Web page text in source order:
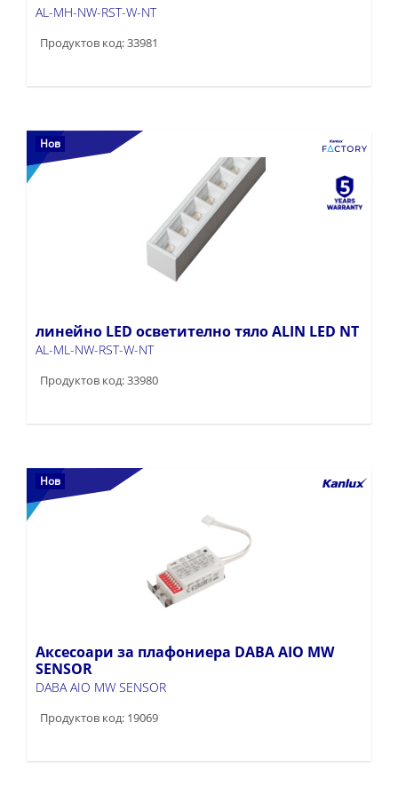
AL-MH-NW-RST-W-NT
Продуктов код: 33981
Нов
линейно LED осветително тяло ALIN LED NT
AL-ML-NW-RST-W-NT
Продуктов код: 33980
Нов
Аксесоари за плафониера DABA AIO MW
SENSOR
DABA AIO MW SENSOR
Продуктов код: 19069